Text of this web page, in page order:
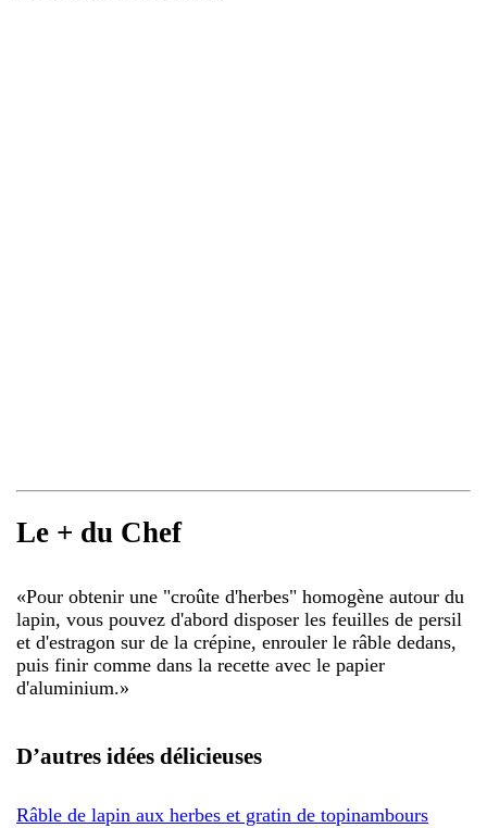
Le + du Chef
«Pour obtenir une "croûte d'herbes" homogène autour du
lapin, vous pouvez d'abord disposer les feuilles de persil
et d'estragon sur de la crépine, enrouler le râble dedans,
puis finir comme dans la recette avec le papier
d'aluminium.»
D’autres idées délicieuses
Râble de lapin aux herbes et gratin de topinambours